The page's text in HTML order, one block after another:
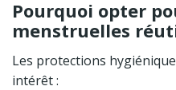
Pourquoi opter
menstruelles
Les protections
intérêt :